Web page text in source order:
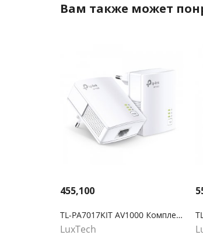
Вам также может
455,100
TL-PA7017KIT AV1000 Комплект гигабитных адаптеров Powerline
LuxTech